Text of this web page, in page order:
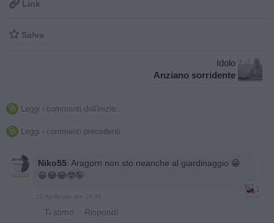
 Link
 Salva
Idolo
Anziano sorridente
 Leggi i commenti dall'inizio...
 Leggi i commenti precedenti...
Niko55: Aragorn non sto neanche al giardinaggio 😁
😁😂😂🤓🤪
1
20 Aprile alle ore 14:36
· Ti stimo · Rispondi